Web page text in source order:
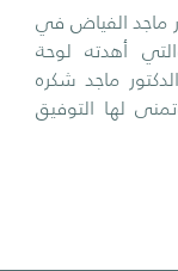
ماجد الفياض في
أهدته لوحة
ماجد شكره
لها التوفيق